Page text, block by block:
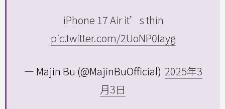
iPhone 17 Air it’s thin
pic.twitter.com/2UoNP0Iayg
— Majin Bu (@MajinBuOfficial) 2025年3
月3日